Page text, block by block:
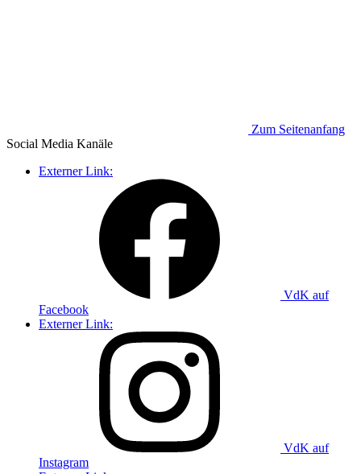
Zum Seitenanfang
Social Media Kanäle
Externer Link:
VdK auf
Facebook
Externer Link:
VdK auf
Instagram